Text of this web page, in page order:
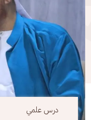
درس علمي